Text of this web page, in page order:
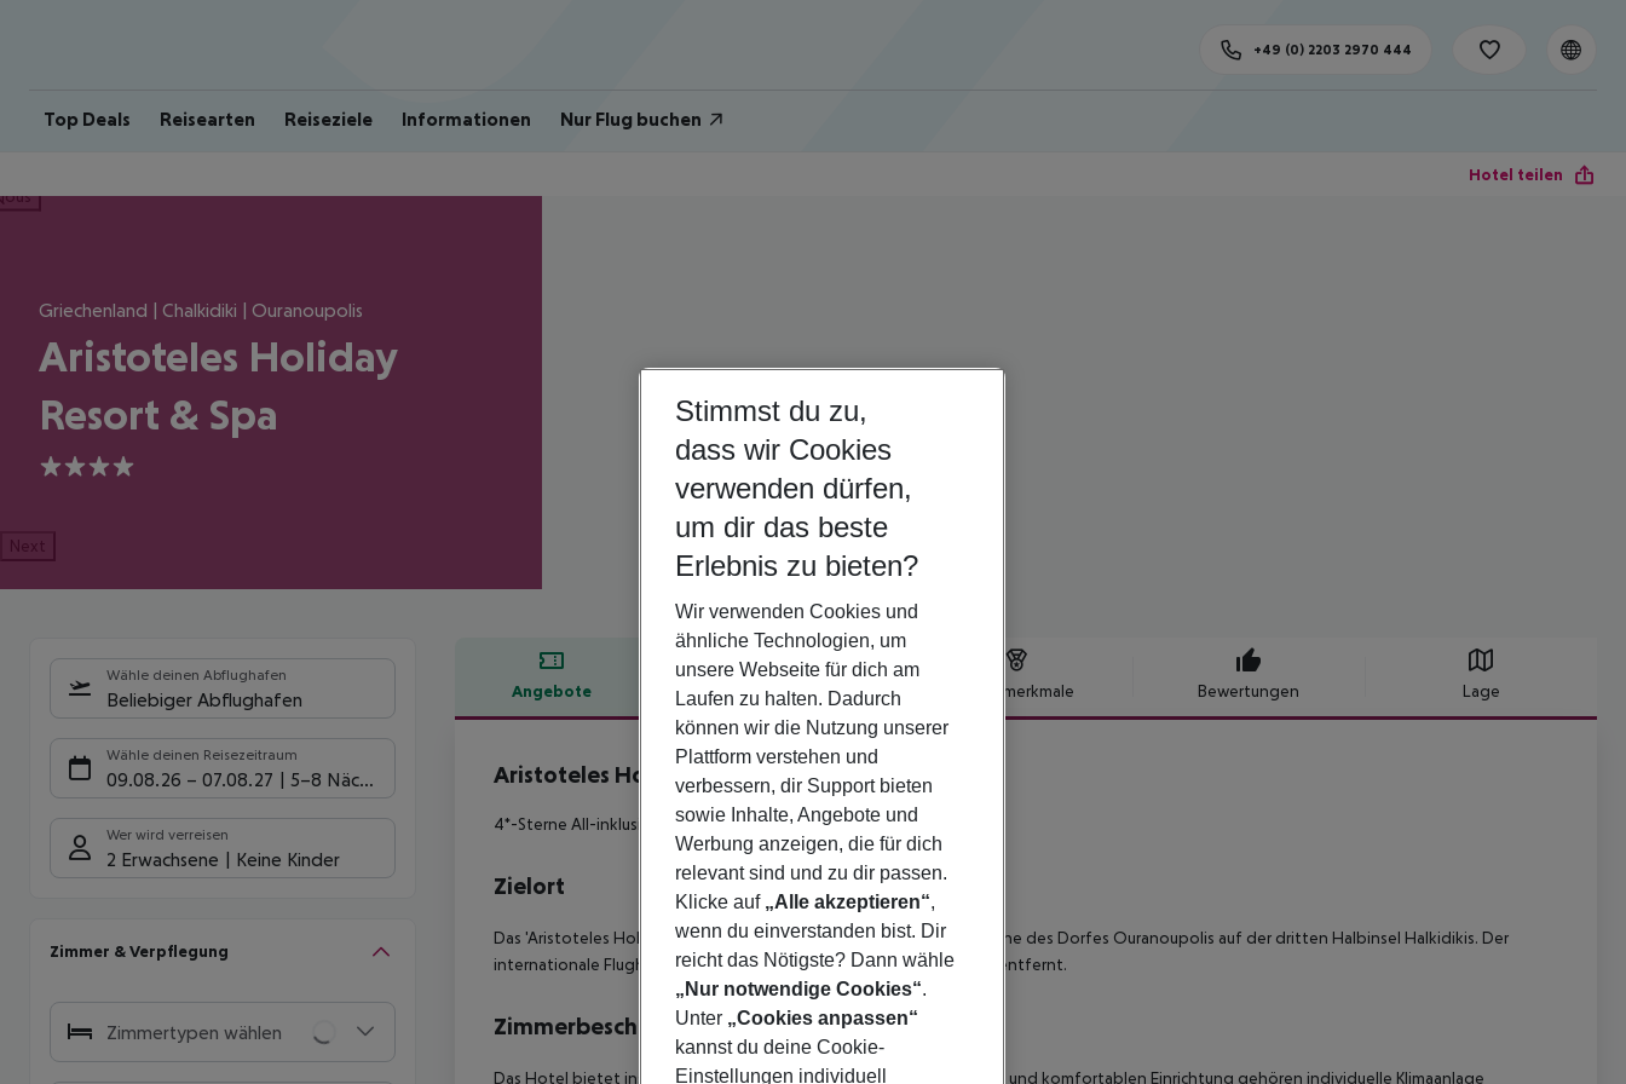
Top Deals Reisearten Reiseziele Informationen Nur Flug buchen
+49 (0) 2203 2970 444
Hotel teilen
Griechenland | Chalkidiki | Ouranoupolis
Aristoteles Holiday
Resort & Spa
4
Next
Wähle deinen Abflughafen
Beliebiger Abflughafen
Wähle deinen Reisezeitraum
09.08.26 – 07.08.27 5-8 Nächte
Wer wird verreisen
2 Erwachsene Keine Kinder
Zimmer & Verpflegung
Zimmertypen wählen
Angebote Hotelbeschreibung Hotelmerkmale Bewertungen Lage
Hotelbeschreibung
Aristoteles Holiday Resort & Spa
4
4*-Sterne All-inklusive-Resort mit direkter Strandlage!
Zielort
Das 'Aristoteles Holiday Resort & Spa' liegt ruhig am Strand in der Nähe des Dorfes Ouranoupolis auf der dritten Halbinsel Halkidikis. Der
internationale Flughafen Makedonia in Thessaloniki ist etwa 113 km entfernt.
Zimmerbeschreibung
Das Hotel bietet insgesamt 265 Zimmer verschiedener Art. Zur hellen und komfortablen Einrichtung gehören individuelle Klimaanlage
Stimmst du zu,
dass wir Cookies
verwenden dürfen,
um dir das beste
Erlebnis zu bieten?
Wir verwenden Cookies und
ähnliche Technologien, um
unsere Webseite für dich am
Laufen zu halten. Dadurch
können wir die Nutzung unserer
Plattform verstehen und
verbessern, dir Support bieten
sowie Inhalte, Angebote und
Werbung anzeigen, die für dich
relevant sind und zu dir passen.
Klicke auf „Alle akzeptieren“,
wenn du einverstanden bist. Dir
reicht das Nötigste? Dann wähle
„Nur notwendige Cookies“.
Unter „Cookies anpassen“
kannst du deine Cookie-
Einstellungen individuell